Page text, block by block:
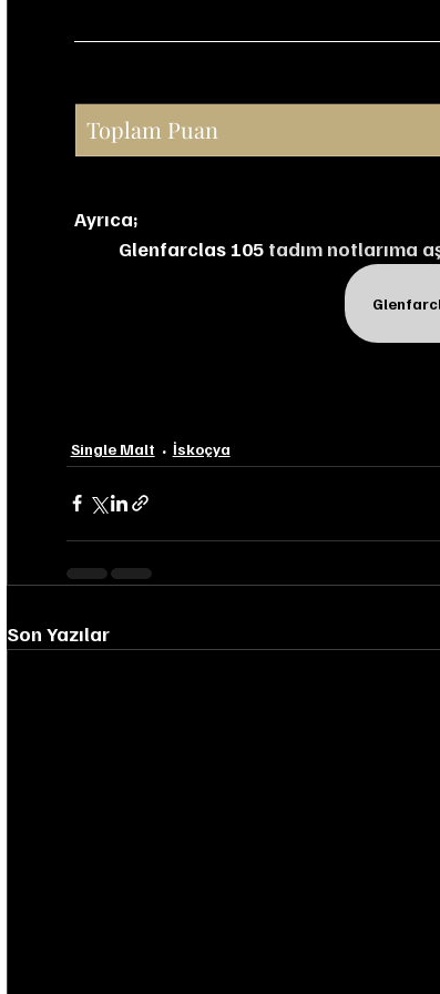
Toplam Puan
Ayrıca;
Glenfarclas 105 tadım notlarıma
Single Malt İskoçya
Son Yazılar